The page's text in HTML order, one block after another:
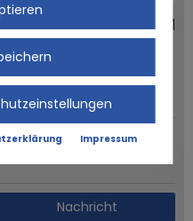
156.756 KM
Fahrzeugtyp:
Oldtimer
Erstzulassung:
1988
Nachricht
Impressum